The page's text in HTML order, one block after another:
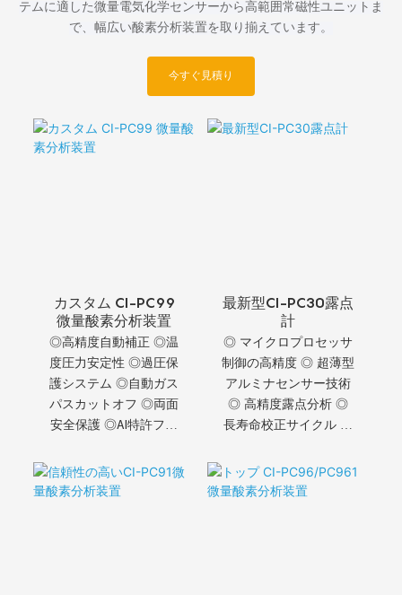
テムに適した微量電気化学センサーから高範囲常磁性ユニットま
で、幅広い酸素分析装置を取り揃えています。
今すぐ見積り
カスタム CI-PC99
微量酸素分析装置
◎高精度自動補正 ◎温
度圧力安定性 ◎過圧保
護システム ◎自動ガス
パスカットオフ ◎両面
安全保護 ◎AI特許フィ
ろ過
最新型CI-PC30露点
計
◎ マイクロプロセッサ
制御の高精度 ◎ 超薄型
アルミナセンサー技術
◎ 高精度露点分析 ◎
長寿命校正サイクル ◎
インテリジェンス ◎ メ
ニューロック保護